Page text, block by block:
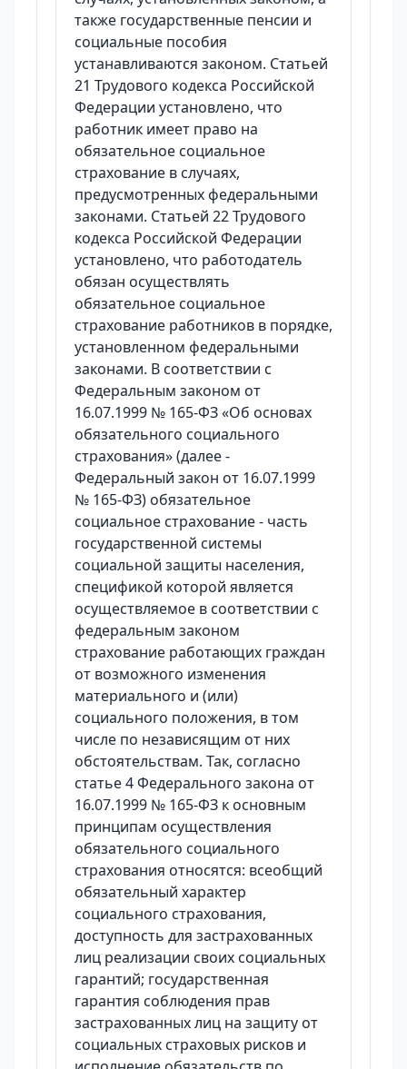
также государственные пенсии и
социальные пособия
устанавливаются законом. Статьей
21 Трудового кодекса Российской
Федерации установлено, что
работник имеет право на
обязательное социальное
страхование в случаях,
предусмотренных федеральными
законами. Статьей 22 Трудового
кодекса Российской Федерации
установлено, что работодатель
обязан осуществлять
обязательное социальное
страхование работников в порядке,
установленном федеральными
законами. В соответствии с
Федеральным законом от
16.07.1999 № 165-ФЗ «Об основах
обязательного социального
страхования» (далее -
Федеральный закон от 16.07.1999
№ 165-ФЗ) обязательное
социальное страхование - часть
государственной системы
социальной защиты населения,
спецификой которой является
осуществляемое в соответствии с
федеральным законом
страхование работающих граждан
от возможного изменения
материального и (или)
социального положения, в том
числе по независящим от них
обстоятельствам. Так, согласно
статье 4 Федерального закона от
16.07.1999 № 165-ФЗ к основным
принципам осуществления
обязательного социального
страхования относятся: всеобщий
обязательный характер
социального страхования,
доступность для застрахованных
лиц реализации своих социальных
гарантий; государственная
гарантия соблюдения прав
застрахованных лиц на защиту от
социальных страховых рисков и